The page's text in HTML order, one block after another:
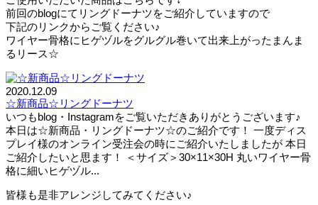
前回のblogにてリングドーナツをご紹介していますので
下記のリンクからご覧ください♪
ワイヤー骨格にヒゲヅルをグルグル巻いて出来上がったまんま
るリース☆
2020.12.09
☆新商品☆リングドーナツ
いつもblog・Instagramをご覧いただきありがとうございます♪
本日は☆新商品・リングドーナツ☆のご紹介です！ 一度ディス
プレイ様のオンライン受注会の時にご紹介いたしましたが 本日
ご紹介したいと思ます！ ＜サイズ＞30×11×30H 丸いワイヤー骨
格に細いヒゲヅル...
皆様も是非アレンジしてみてください♪